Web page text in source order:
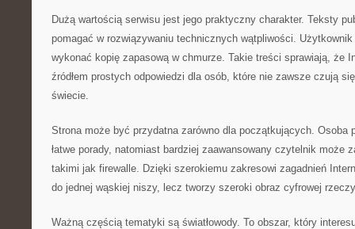
Dużą wartością serwisu jest jego praktyczny charakter. Teksty
pomagać w rozwiązywaniu technicznych wątpliwości.
wykonać kopię zapasową w chmurze. Takie treści sprawiają, że
źródłem prostych odpowiedzi dla osób, które nie zawsze czują
świecie.
Strona może być przydatna zarówno dla początkujących. Osoba
łatwe porady, natomiast bardziej zaawansowany czytelnik może
takimi jak firewalle. Dzięki szerokiemu zakresowi zagadnień
do jednej wąskiej niszy, lecz tworzy szeroki obraz cyfrowej
Ważną częścią tematyki są światłowody. To obszar, który